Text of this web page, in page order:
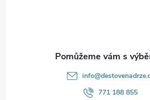
info@
771 188 855